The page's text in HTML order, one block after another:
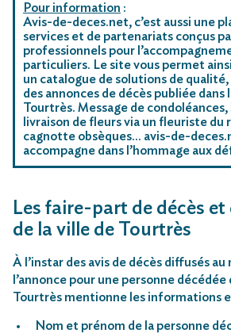
Pour information :
Avis-de-deces.net, c’est aussi une
services et de partenariats conçus
professionnels pour
particuliers. Le site vous permet
un catalogue de solutions de
des annonces de décès publiée dans
Tourtrès. Message de
livraison de fleurs via un fleuriste du
cagnotte obsèques… avis-de-
accompagne dans l’hommage aux
Les faire-part de décès et
de la ville de Tourtrès
À l’instar des avis de décès diffusés
l’annonce pour une personne décédée
Tourtrès mentionne les informations
Nom et prénom de la personne